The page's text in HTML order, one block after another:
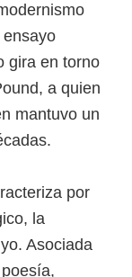
gira en torno
a quien
mantuvo un
por
la
Asociada